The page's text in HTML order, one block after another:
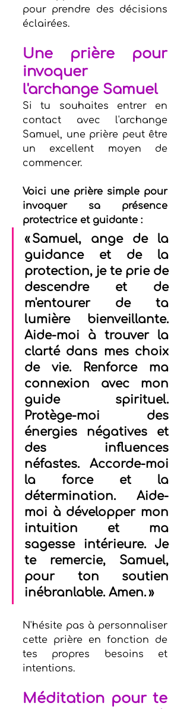
pour prendre des décisions
éclairées.
Une prière pour
invoquer
l'archange Samuel
Si tu souhaites entrer en
contact avec l'archange
Samuel, une prière peut être
un excellent moyen de
commencer.
Voici une prière simple pour
invoquer sa présence
protectrice et guidante :
« Samuel, ange de la
guidance et de la
protection, je te prie de
descendre et de
m'entourer de ta
lumière bienveillante.
Aide-moi à trouver la
clarté dans mes choix
de vie. Renforce ma
connexion avec mon
guide spirituel.
Protège-moi des
énergies négatives et
des influences
néfastes. Accorde-moi
la force et la
détermination. Aide-
moi à développer mon
intuition et ma
sagesse intérieure. Je
te remercie, Samuel,
pour ton soutien
inébranlable. Amen. »
N'hésite pas à personnaliser
cette prière en fonction de
tes propres besoins et
intentions.
Méditation pour te